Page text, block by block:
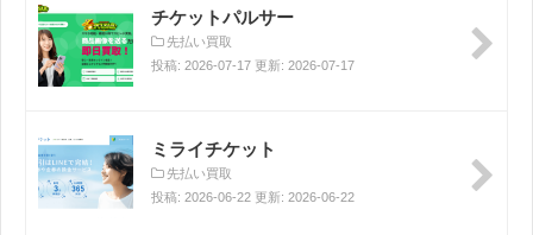
チケットパルサー
先払い買取
投稿: 2026-07-17 更新: 2026-07-17
ミライチケット
先払い買取
投稿: 2026-06-22 更新: 2026-06-22